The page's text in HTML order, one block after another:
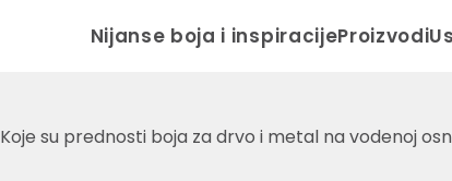
Nijanse boja i inspiracijeProizvodi
Koje su prednosti boja za drvo i metal na vodenoj